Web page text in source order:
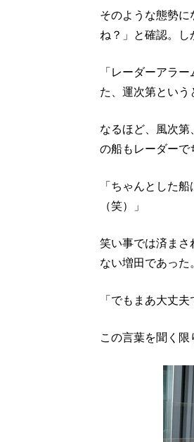
そのような態勢
ね？」と確認。
「レーダーアラ
た、運次第という
なるほど、風次
の船もレーダーで
「ちゃんとした
（笑）」
笑い事では済まさ
ない増田であった
「でもまあ大丈
この言葉を聞く限